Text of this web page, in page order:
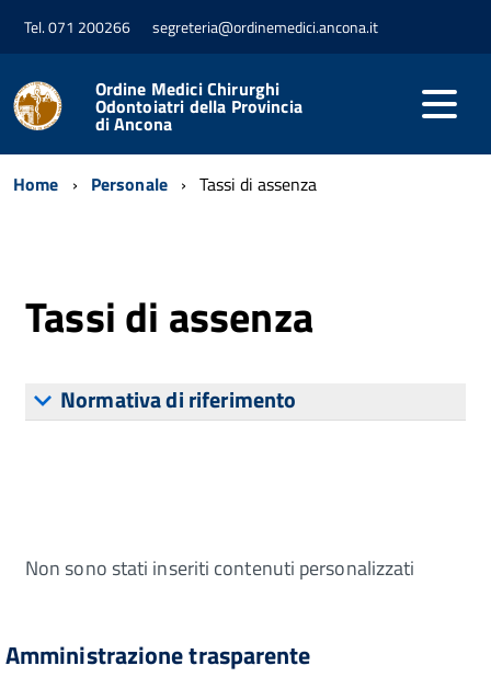
Tel. 071 200266 segreteria@ordinemedici.ancona.it
Ordine Medici Chirurghi
Odontoiatri della Provincia
di Ancona
Home Personale Tassi di assenza
Tassi di assenza
Normativa di riferimento
Non sono stati inseriti contenuti personalizzati
Amministrazione trasparente